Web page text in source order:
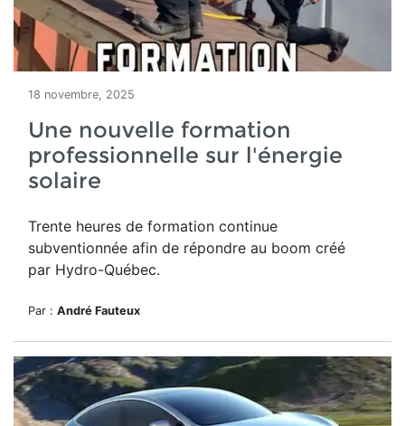
18 novembre, 2025
Une nouvelle formation
professionnelle sur l'énergie
solaire
Trente heures de formation continue
subventionnée afin de répondre au boom créé
par Hydro-Québec.
Par : André Fauteux